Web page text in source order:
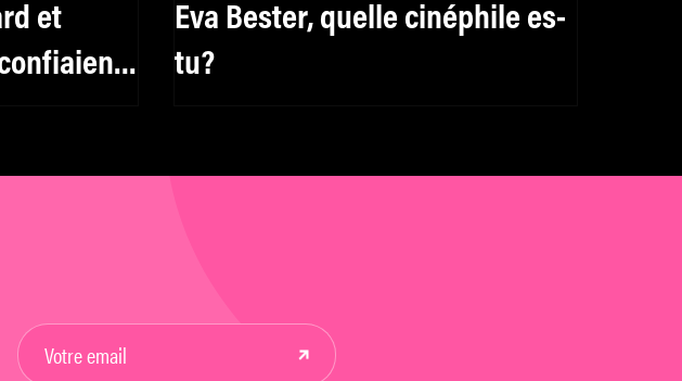
et
Eva Bester, quelle cinéphile es-
tu?